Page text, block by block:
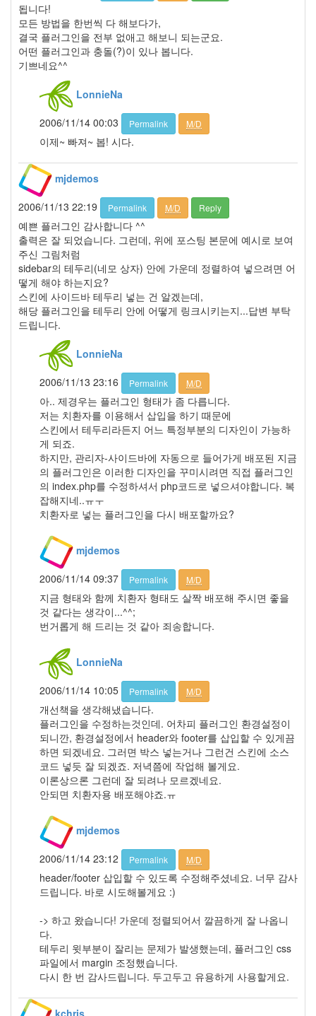
됩니다!
모든 방법을 한번씩 다 해보다가,
결국 플러그인을 전부 없애고 해보니 되는군요.
어떤 플러그인과 충돌(?)이 있나 봅니다.
기쁘네요^^
LonnieNa
2006/11/14 00:03
Permalink M/D
이제~ 빠져~ 봅! 시다.
mjdemos
2006/11/13 22:19
Permalink M/D Reply
예쁜 플러그인 감사합니다 ^^
출력은 잘 되었습니다. 그런데, 위에 포스팅 본문에 예시로 보여
주신 그림처럼
sidebar의 테두리(네모 상자) 안에 가운데 정렬하여 넣으려면 어
떻게 해야 하는지요?
스킨에 사이드바 테두리 넣는 건 알겠는데,
해당 플러그인을 테두리 안에 어떻게 링크시키는지...답변 부탁
드립니다.
LonnieNa
2006/11/13 23:16
Permalink M/D
아.. 제경우는 플러그인 형태가 좀 다릅니다.
저는 치환자를 이용해서 삽입을 하기 때문에
스킨에서 테두리라든지 어느 특정부분의 디자인이 가능하
게 되죠.
하지만, 관리자-사이드바에 자동으로 들어가게 배포된 지금
의 플러그인은 이러한 디자인을 꾸미시려면 직접 플러그인
의 index.php를 수정하셔서 php코드로 넣으셔야합니다. 복
잡해지네..ㅠㅜ
치환자로 넣는 플러그인을 다시 배포할까요?
mjdemos
2006/11/14 09:37
Permalink M/D
지금 형태와 함께 치환자 형태도 살짝 배포해 주시면 좋을
것 같다는 생각이...^^;
번거롭게 해 드리는 것 같아 죄송합니다.
LonnieNa
2006/11/14 10:05
Permalink M/D
개선책을 생각해냈습니다.
플러그인을 수정하는것인데. 어차피 플러그인 환경설정이
되니깐, 환경설정에서 header와 footer를 삽입할 수 있게끔
하면 되겠네요. 그러면 박스 넣는거나 그런건 스킨에 소스
코드 넣듯 잘 되겠죠. 저녁쯤에 작업해 볼게요.
이론상으론 그런데 잘 되려나 모르겠네요.
안되면 치환자용 배포해야죠.ㅠ
mjdemos
2006/11/14 23:12
Permalink M/D
header/footer 삽입할 수 있도록 수정해주셨네요. 너무 감사
드립니다. 바로 시도해볼게요 :)
-> 하고 왔습니다! 가운데 정렬되어서 깔끔하게 잘 나옵니
다.
테두리 윗부분이 잘리는 문제가 발생했는데, 플러그인 css
파일에서 margin 조정했습니다.
다시 한 번 감사드립니다. 두고두고 유용하게 사용할게요.
2010
년
3
월
0
년
5
월
3
2010
년
6
월
2
2010
년
7
2010
2010
2010
2011
2011
2011
4